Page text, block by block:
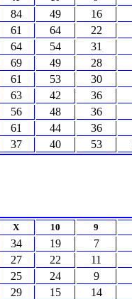
84 49 16
61 64 22
64 54 31
69 49 28
61 53 30
63 42 36
56 48 36
61 44 36
37 40 53
X 10 9
34 19 7
27 22 11
25 24 9
29 15 14